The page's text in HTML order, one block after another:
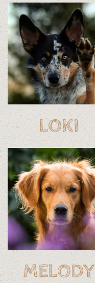
LOKI
MELODY